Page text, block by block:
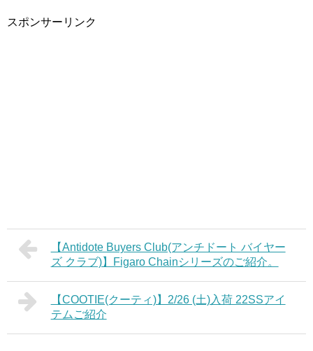
スポンサーリンク
【Antidote Buyers Club(アンチドート バイヤー
ズ クラブ)】Figaro Chainシリーズのご紹介。
【COOTIE(クーティ)】2/26 (土)入荷 22SSアイ
テムご紹介